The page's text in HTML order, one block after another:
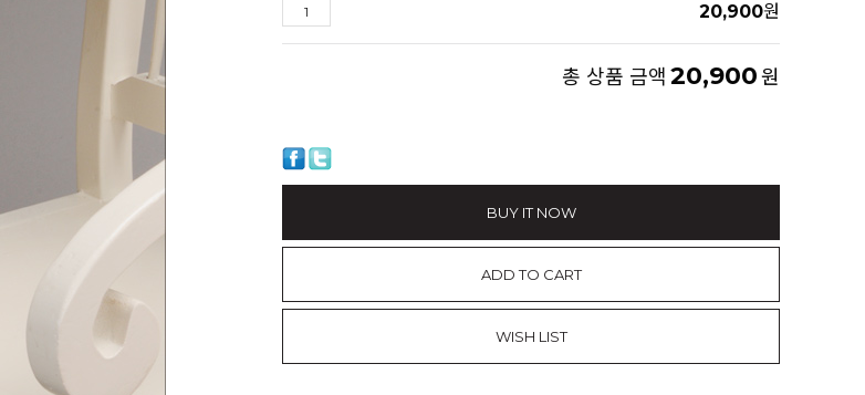
20,900원
총 상품 금액 20,900원
BUY IT NOW
ADD TO CART
WISH LIST